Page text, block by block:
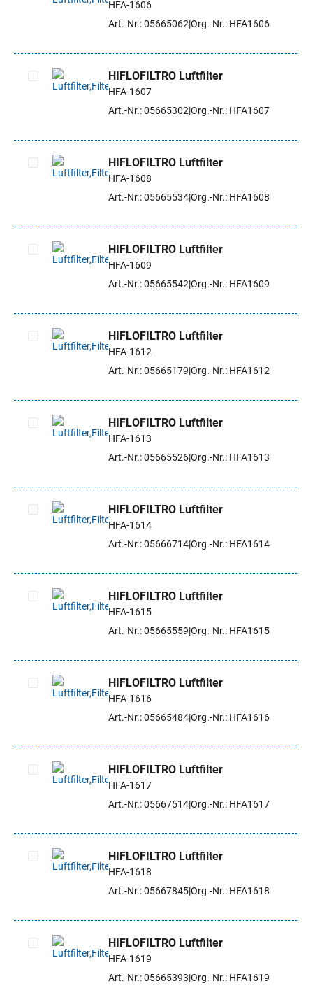
Artikel auswählen
HFA-1606
Art.-Nr.: 05665062 Org.-Nr.: HFA1606
Artikel auswählen
HIFLOFILTRO Luftfilter
HFA-1607
Art.-Nr.: 05665302 Org.-Nr.: HFA1607
Artikel auswählen
HIFLOFILTRO Luftfilter
HFA-1608
Art.-Nr.: 05665534Org.-Nr.: HFA1608
Artikel auswählen
HIFLOFILTRO Luftfilter
HFA-1609
Art.-Nr.: 05665542 Org.-Nr.: HFA1609
Artikel auswählen
HIFLOFILTRO Luftfilter
HFA-1612
Art.-Nr.: 05665179 Org.-Nr.: HFA1612
Artikel auswählen
HIFLOFILTRO Luftfilter
HFA-1613
Art.-Nr.: 05665526Org.-Nr.: HFA1613
Artikel auswählen
HIFLOFILTRO Luftfilter
HFA-1614
Art.-Nr.: 05666714Org.-Nr.: HFA1614
Artikel auswählen
HIFLOFILTRO Luftfilter
HFA-1615
Art.-Nr.: 05665559 Org.-Nr.: HFA1615
Artikel auswählen
HIFLOFILTRO Luftfilter
HFA-1616
Art.-Nr.: 05665484Org.-Nr.: HFA1616
Artikel auswählen
HIFLOFILTRO Luftfilter
HFA-1617
Art.-Nr.: 05667514Org.-Nr.: HFA1617
Artikel auswählen
HIFLOFILTRO Luftfilter
HFA-1618
Art.-Nr.: 05667845Org.-Nr.: HFA1618
Artikel auswählen
HIFLOFILTRO Luftfilter
HFA-1619
Art.-Nr.: 05665393 Org.-Nr.: HFA1619